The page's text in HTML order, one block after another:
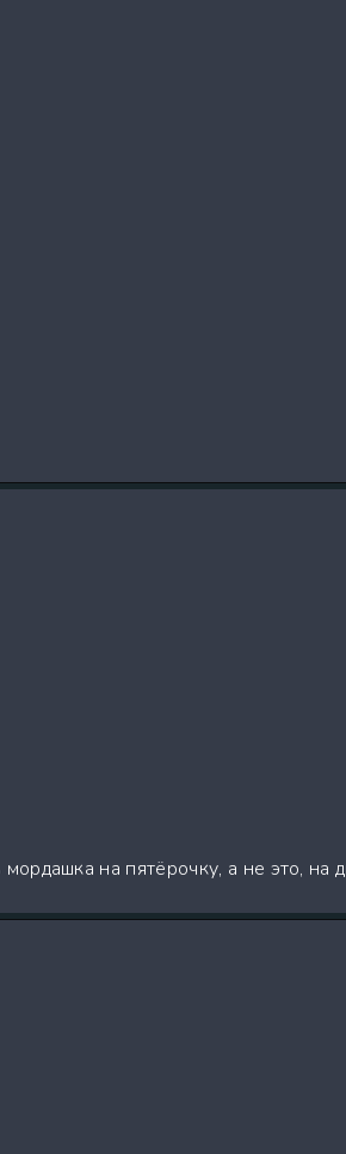
на пятёрочку, а не это, на